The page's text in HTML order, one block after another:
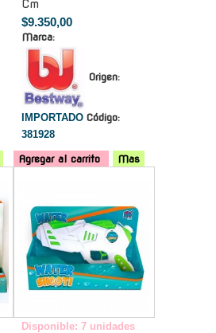
Cm
$9.350,00
Marca:
Origen:
IMPORTADO Código:
381928
Agregar al carrito
Mas
Disponible: 7 unidades